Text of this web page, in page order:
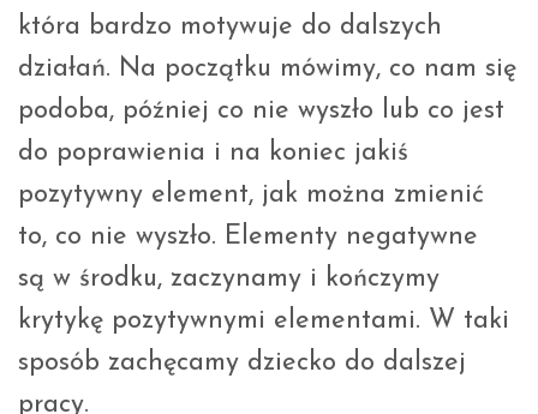
która bardzo motywuje do dalszych
działań. Na początku mówimy, co nam się
podoba, później co nie wyszło lub co jest
do poprawienia i na koniec jakiś
pozytywny element, jak można zmienić
to, co nie wyszło. Elementy negatywne
są w środku, zaczynamy i kończymy
krytykę pozytywnymi elementami. W taki
sposób zachęcamy dziecko do dalszej
pracy.